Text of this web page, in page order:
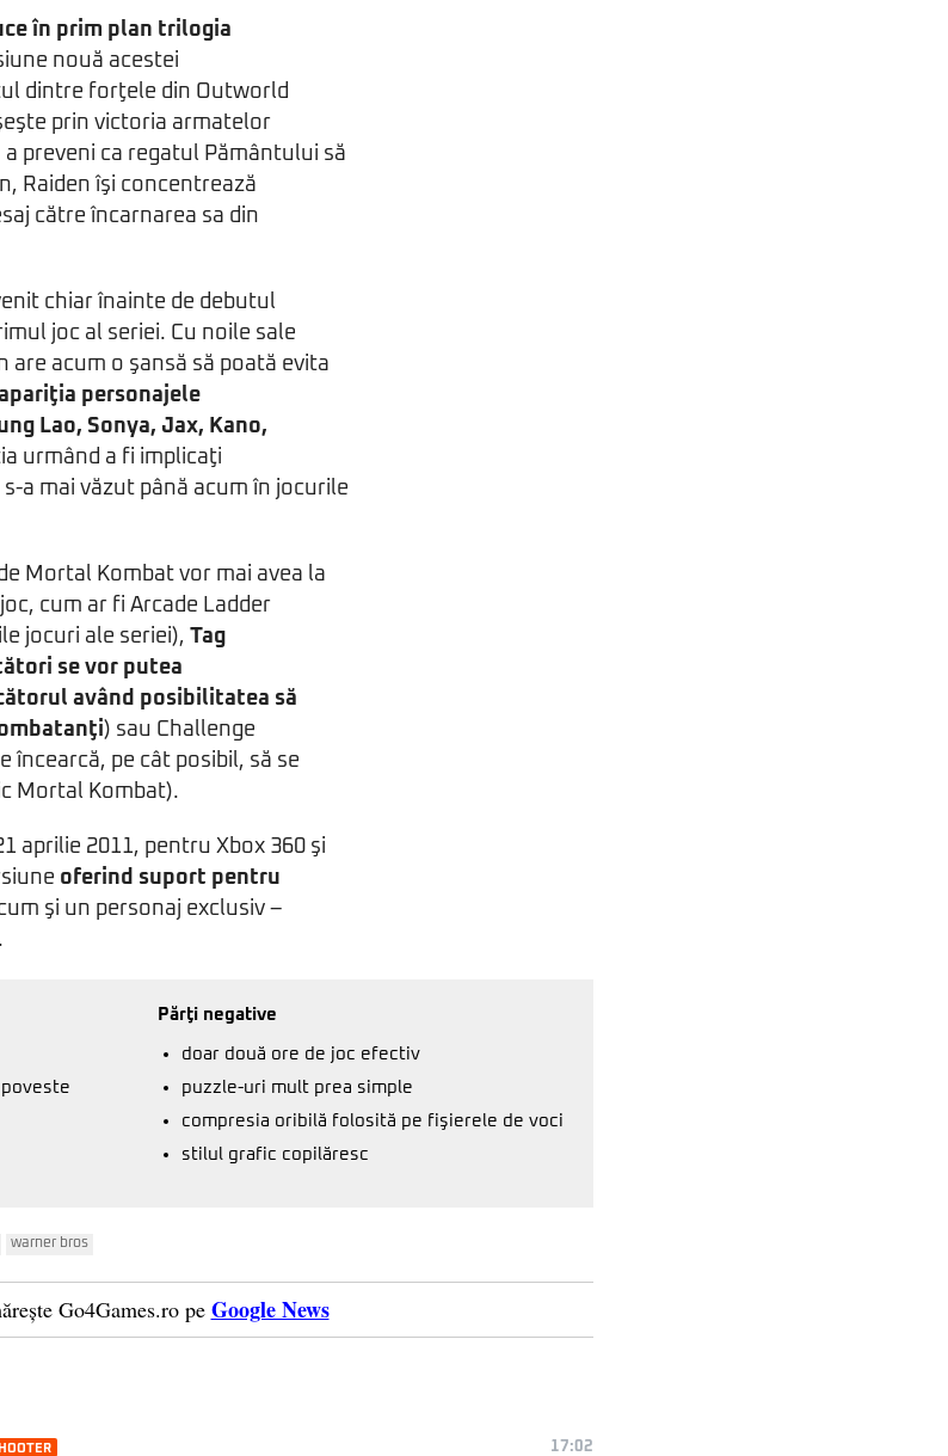
în prim plan trilogia
nouă acestei
dintre forţele din Outworld
prin victoria armatelor
preveni ca regatul Pământului să
Raiden îşi concentrează
către încarnarea sa din
chiar înainte de debutul
joc al seriei. Cu noile sale
are acum o şansă să poată evita
personajele
Lao, Sonya, Jax, Kano,
urmând a fi implicaţi
a mai văzut până acum în jocurile
Mortal Kombat vor mai avea la
cum ar fi Arcade Ladder
jocuri ale seriei), Tag
se vor putea
având posibilitatea să
) sau Challenge
încearcă, pe cât posibil, să se
Mortal Kombat).
aprilie 2011, pentru Xbox 360 şi
oferind suport pentru
şi un personaj exclusiv –
Părţi negative
doar două ore de joc efectiv
puzzle-uri mult prea simple
compresia oribilă folosită pe fişierele de voci
stilul grafic copilăresc
warner bros
Go4Games.ro pe Google News
17:02